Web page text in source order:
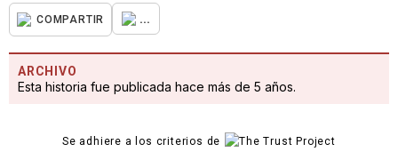
COMPARTIR ...
ARCHIVO
Esta historia fue publicada hace más de 5 años.
Se adhiere a los criterios de